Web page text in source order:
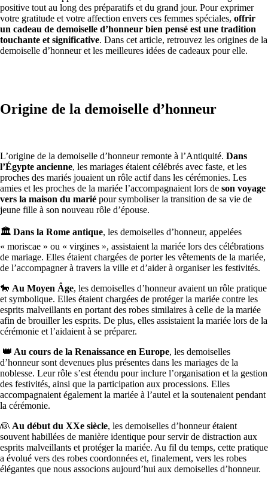
positive tout au long des préparatifs et du grand jour. Pour exprimer
votre gratitude et votre affection envers ces femmes spéciales, offrir
un cadeau de demoiselle d’honneur bien pensé est une tradition
touchante et significative. Dans cet article, retrouvez les origines de la
demoiselle d’honneur et les meilleures idées de cadeaux pour elle.
Origine de la demoiselle d’honneur
L’origine de la demoiselle d’honneur remonte à l’Antiquité. Dans
l’Égypte ancienne, les mariages étaient célébrés avec faste, et les
proches des mariés jouaient un rôle actif dans les cérémonies. Les
amies et les proches de la mariée l’accompagnaient lors de son voyage
vers la maison du marié pour symboliser la transition de sa vie de
jeune fille à son nouveau rôle d’épouse.
🏛️ Dans la Rome antique, les demoiselles d’honneur, appelées
« moriscae » ou « virgines », assistaient la mariée lors des célébrations
de mariage. Elles étaient chargées de porter les vêtements de la mariée,
de l’accompagner à travers la ville et d’aider à organiser les festivités.
🐎 Au Moyen Âge, les demoiselles d’honneur avaient un rôle pratique
et symbolique. Elles étaient chargées de protéger la mariée contre les
esprits malveillants en portant des robes similaires à celle de la mariée
afin de brouiller les esprits. De plus, elles assistaient la mariée lors de la
cérémonie et l’aidaient à se préparer.
👑 Au cours de la Renaissance en Europe, les demoiselles
d’honneur sont devenues plus présentes dans les mariages de la
noblesse. Leur rôle s’est étendu pour inclure l’organisation et la gestion
des festivités, ainsi que la participation aux processions. Elles
accompagnaient également la mariée à l’autel et la soutenaient pendant
la cérémonie.
👰 Au début du XXe siècle, les demoiselles d’honneur étaient
souvent habillées de manière identique pour servir de distraction aux
esprits malveillants et protéger la mariée. Au fil du temps, cette pratique
a évolué vers des robes coordonnées et, finalement, vers les robes
élégantes que nous associons aujourd’hui aux demoiselles d’honneur.